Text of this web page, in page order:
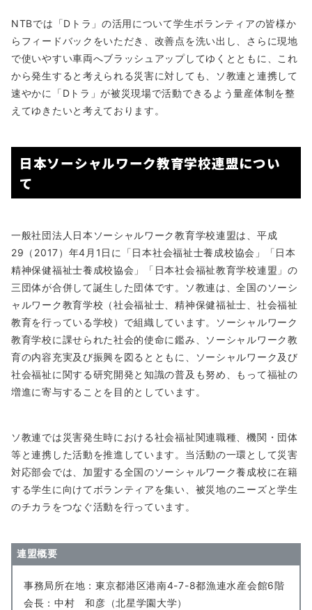
NTBでは「Dトラ」の活用について学生ボランティアの皆様か
らフィードバックをいただき、改善点を洗い出し、さらに現地
で使いやすい車両へブラッシュアップしてゆくとともに、これ
から発生すると考えられる災害に対しても、ソ教連と連携して
速やかに「Dトラ」が被災現場で活動できるよう量産体制を整
えてゆきたいと考えております。
日本ソーシャルワーク教育学校連盟につい
て
一般社団法人日本ソーシャルワーク教育学校連盟は、平成
29（2017）年4月1日に「日本社会福祉士養成校協会」「日本
精神保健福祉士養成校協会」「日本社会福祉教育学校連盟」の
三団体が合併して誕生した団体です。ソ教連は、全国のソーシ
ャルワーク教育学校（社会福祉士、精神保健福祉士、社会福祉
教育を行っている学校）で組織しています。ソーシャルワーク
教育学校に課せられた社会的使命に鑑み、ソーシャルワーク教
育の内容充実及び振興を図るとともに、ソーシャルワーク及び
社会福祉に関する研究開発と知識の普及も努め、もって福祉の
増進に寄与することを目的としています。
ソ教連では災害発生時における社会福祉関連職種、機関・団体
等と連携した活動を推進しています。当活動の一環として災害
対応部会では、加盟する全国のソーシャルワーク養成校に在籍
する学生に向けてボランティアを集い、被災地のニーズと学生
のチカラをつなぐ活動を行っています。
連盟概要
事務局所在地：東京都港区港南4-7-8都漁連水産会館6階
会長：中村 和彦（北星学園大学）